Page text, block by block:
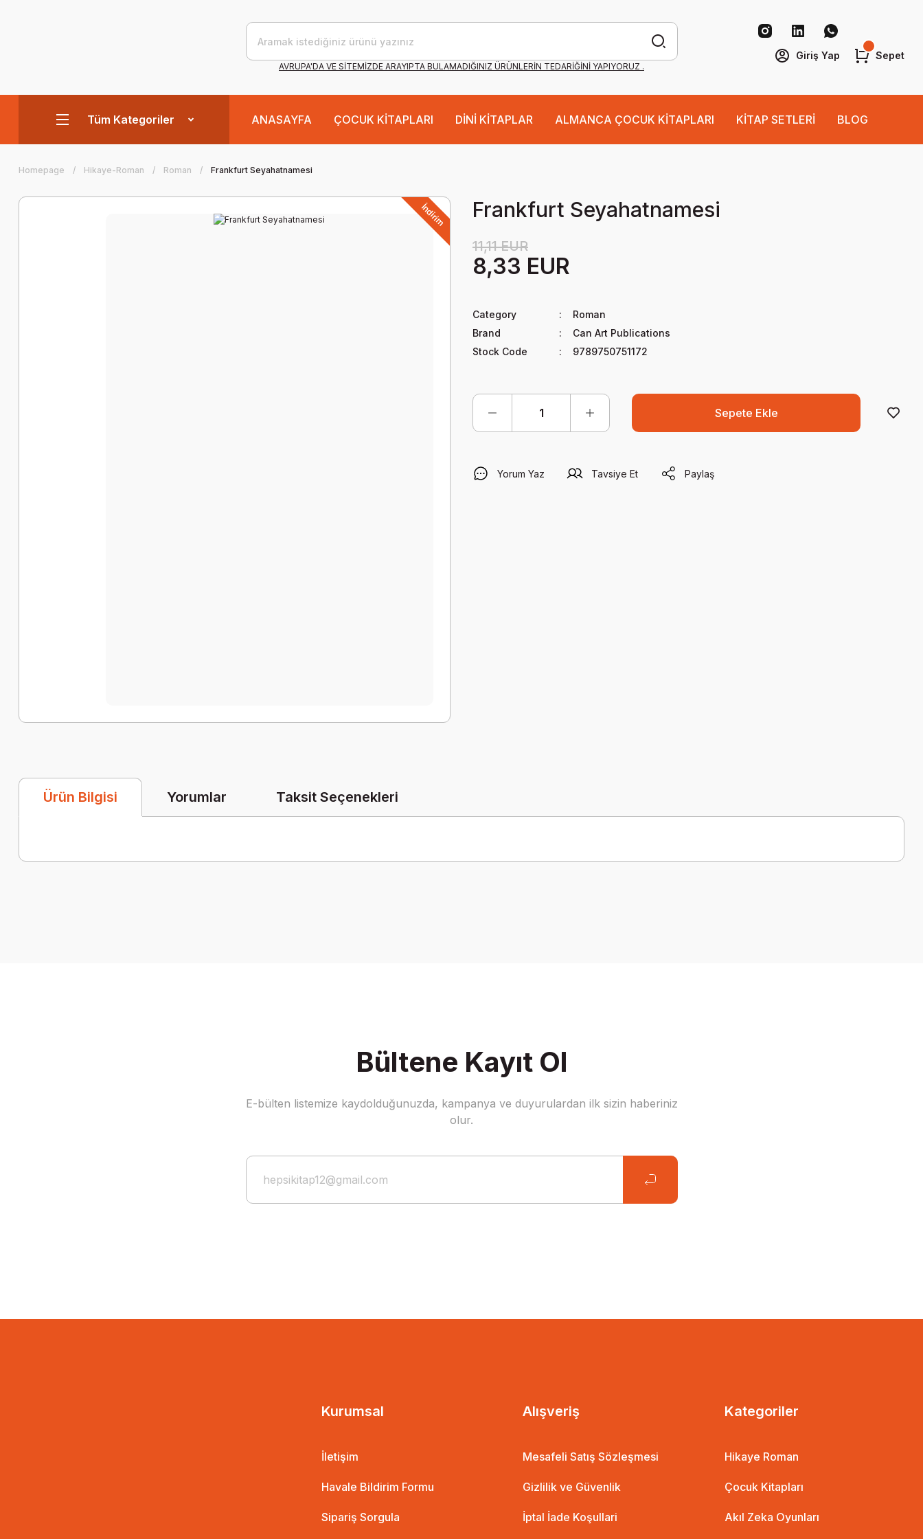
AVRUPA'DA VE SİTEMİZDE ARAYIPTA BULAMADIĞINIZ ÜRÜNLERİN TEDARİĞİNİ YAPIYORUZ .
Giriş Yap Sepet
Tüm Kategoriler ANASAYFA ÇOCUK KİTAPLARI DİNİ KİTAPLAR ALMANCA ÇOCUK KİTAPLARI KİTAP SETLERİ BLOG
Homepage Hikaye-Roman Roman Frankfurt Seyahatnamesi
İndirim Frankfurt Seyahatnamesi
11,11 EUR
8,33 EUR
Category
Roman
Brand
Can Art Publications
Stock Code
9789750751172
Sepete Ekle
Yorum Yaz Tavsiye Et Paylaş
Ürün Bilgisi Yorumlar Taksit Seçenekleri
Bültene Kayıt Ol
E-bülten listemize kaydolduğunuzda, kampanya ve duyurulardan ilk sizin haberiniz
olur.
Kurumsal
İletişim
Havale Bildirim Formu
Sipariş Sorgula
Alışveriş
Mesafeli Satış Sözleşmesi
Gizlilik ve Güvenlik
İptal İade Koşullari
Kategoriler
Hikaye Roman
Çocuk Kitapları
Akıl Zeka Oyunları